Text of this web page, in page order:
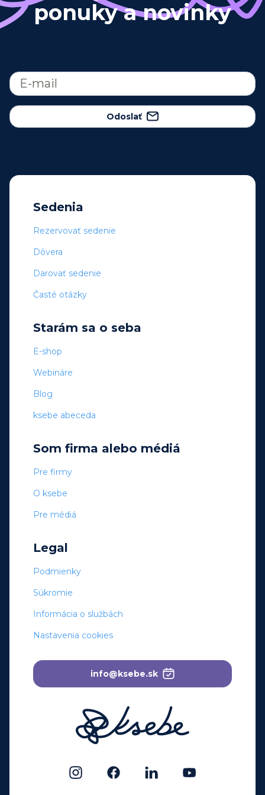
ponuky a novinky
Odoslať
Sedenia
Rezervovať sedenie
Dôvera
Darovať sedenie
Časté otázky
Starám sa o seba
E-shop
Webináre
Blog
ksebe abeceda
Som firma alebo médiá
Pre firmy
O ksebe
Pre médiá
Legal
Podmienky
Súkromie
Informácia o službách
Nastavenia cookies
info@ksebe.sk